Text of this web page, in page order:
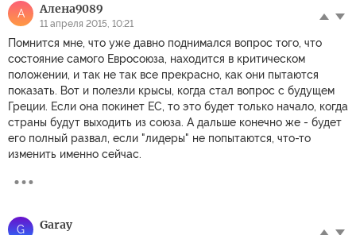
А Алена9089
11 апреля 2015, 10:21
Помнится мне, что уже давно поднимался вопрос того, что
состояние самого Евросоюза, находится в критическом
положении, и так не так все прекрасно, как они пытаются
показать. Вот и полезли крысы, когда стал вопрос с будущем
Греции. Если она покинет ЕС, то это будет только начало, когда
страны будут выходить из союза. А дальше конечно же - будет
его полный развал, если "лидеры" не попытаются, что-то
изменить именно сейчас.
G Garay